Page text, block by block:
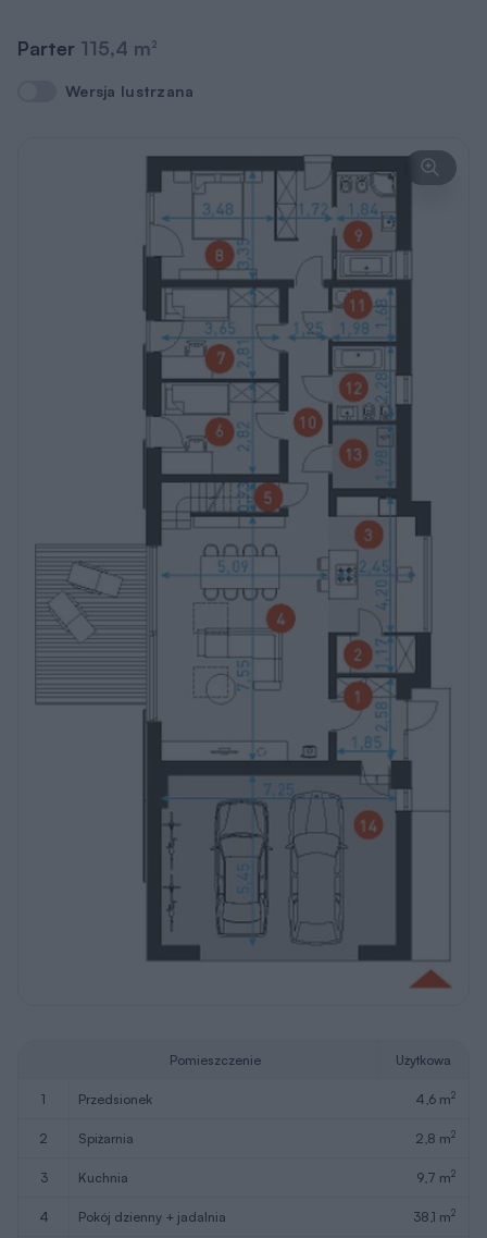
Parter 115,4 m2
Wersja lustrzana
Wersja lustrzana
Pomieszczenie Użytkowa
1 przedsionek 4,6 m2
2 spiżarnia 2,8 m2
3 kuchnia 9,7 m2
4 pokój dzienny + jadalnia 38,1 m2